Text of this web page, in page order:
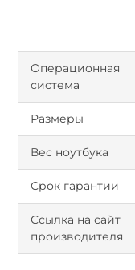
Операционная
система
Размеры
Вес ноутбука
Срок гарантии
Ссылка на сайт
производителя